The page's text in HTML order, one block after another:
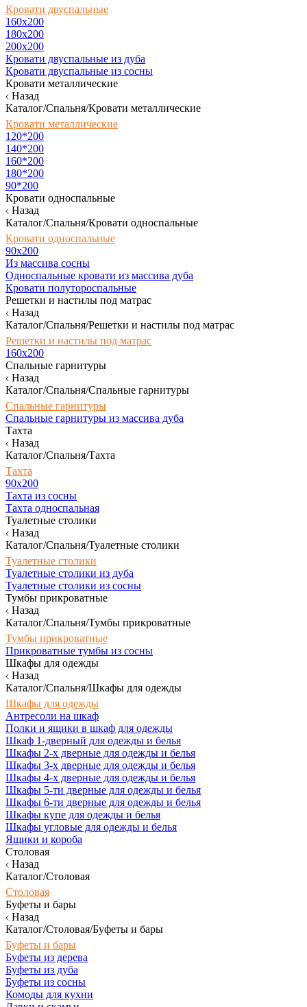
Кровати двуспальные
160х200
180x200
200x200
Кровати двуспальные из дуба
Кровати двуспальные из сосны
Кровати металлические
Назад
Каталог/Спальня/Кровати металлические
Кровати металлические
120*200
140*200
160*200
180*200
90*200
Кровати односпальные
Назад
Каталог/Спальня/Кровати односпальные
Кровати односпальные
90х200
Из массива сосны
Односпальные кровати из массива дуба
Кровати полутороспальные
Решетки и настилы под матрас
Назад
Каталог/Спальня/Решетки и настилы под матрас
Решетки и настилы под матрас
160х200
Спальные гарнитуры
Назад
Каталог/Спальня/Спальные гарнитуры
Спальные гарнитуры
Спальные гарнитуры из массива дуба
Тахта
Назад
Каталог/Спальня/Тахта
Тахта
90х200
Тахта из сосны
Тахта односпальная
Туалетные столики
Назад
Каталог/Спальня/Туалетные столики
Туалетные столики
Туалетные столики из дуба
Туалетные столики из сосны
Тумбы прикроватные
Назад
Каталог/Спальня/Тумбы прикроватные
Тумбы прикроватные
Прикроватные тумбы из сосны
Шкафы для одежды
Назад
Каталог/Спальня/Шкафы для одежды
Шкафы для одежды
Антресоли на шкаф
Полки и ящики в шкаф для одежды
Шкаф 1-дверный для одежды и белья
Шкафы 2-х дверные для одежды и белья
Шкафы 3-х дверные для одежды и белья
Шкафы 4-х дверные для одежды и белья
Шкафы 5-ти дверные для одежды и белья
Шкафы 6-ти дверные для одежды и белья
Шкафы купе для одежды и белья
Шкафы угловые для одежды и белья
Ящики и короба
Столовая
Назад
Каталог/Столовая
Столовая
Буфеты и бары
Назад
Каталог/Столовая/Буфеты и бары
Буфеты и бары
Буфеты из дерева
Буфеты из дуба
Буфеты из сосны
Комоды для кухни